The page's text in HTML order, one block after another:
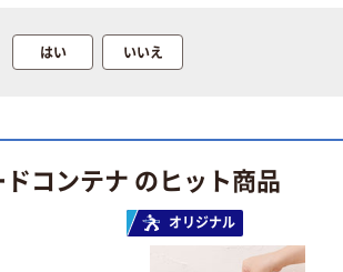
はい いいえ
コンテナ のヒット商品
オリジナル